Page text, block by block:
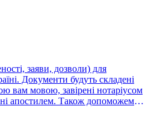
заяви, дозволи) для
Документи будуть складені
вам мовою, завірені нотаріусом
Також допоможемо